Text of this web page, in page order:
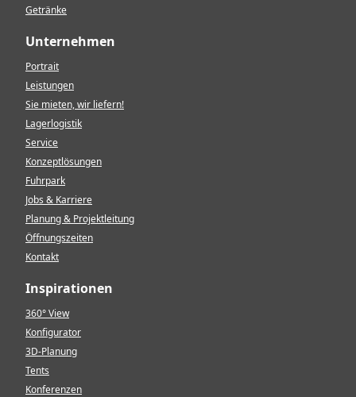
Getränke
Unternehmen
Portrait
Leistungen
Sie mieten, wir liefern!
Lagerlogistik
Service
Konzeptlösungen
Fuhrpark
Jobs & Karriere
Planung & Projektleitung
Öffnungszeiten
Kontakt
Inspirationen
360° View
Konfigurator
3D-Planung
Tents
Konferenzen